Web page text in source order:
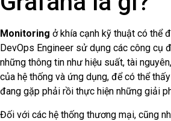
Monitoring ở khía cạnh kỹ thuật có thể
DevOps Engineer sử dụng các công cụ
những thông tin như hiệu suất, tài
của hệ thống và ứng dụng, để có thể
đang gặp phải rồi thực hiện những giải
Đối với các hệ thống thương mại, cũng